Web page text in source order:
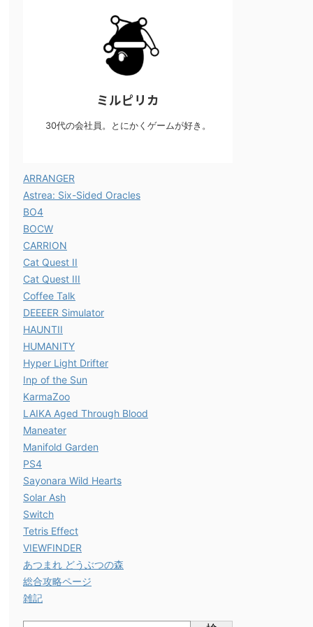
ミルピリカ
30代の会社員。とにかくゲームが好き。
ARRANGER
Astrea: Six-Sided Oracles
BO4
BOCW
CARRION
Cat Quest II
Cat Quest III
Coffee Talk
DEEEER Simulator
HAUNTII
HUMANITY
Hyper Light Drifter
Inp of the Sun
KarmaZoo
LAIKA Aged Through Blood
Maneater
Manifold Garden
PS4
Sayonara Wild Hearts
Solar Ash
Switch
Tetris Effect
VIEWFINDER
あつまれ どうぶつの森
総合攻略ページ
雑記